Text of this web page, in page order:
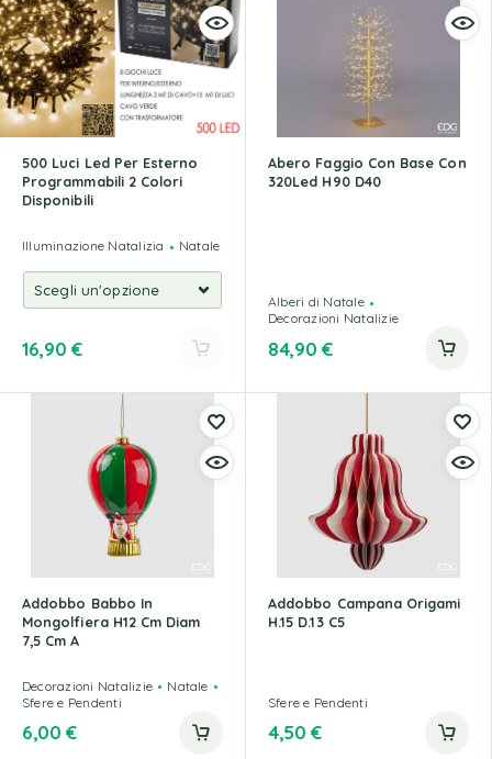
500 Luci Led Per Esterno
Programmabili 2 Colori
Disponibili
Illuminazione Natalizia Natale
16,90 €
Abero Faggio Con Base Con
320Led H90 D40
Alberi di Natale
Decorazioni Natalizie
84,90 €
Addobbo Babbo In
Mongolfiera H12 Cm Diam
7,5 Cm A
Decorazioni Natalizie
Natale
Sfere e Pendenti
6,00€
Addobbo Campana Origami
H.15 D.13 C5
Sfere e Pendenti
4,50€